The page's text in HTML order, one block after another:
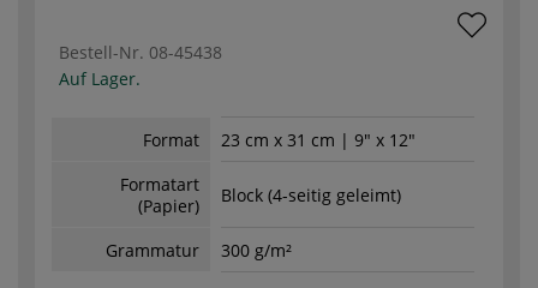
Bestell-Nr. 08-45438
Auf Lager.
Format
23 cm x 31 cm | 9" x 12"
Formatart
(Papier)
Block (4-seitig geleimt)
Grammatur 300 g/m²